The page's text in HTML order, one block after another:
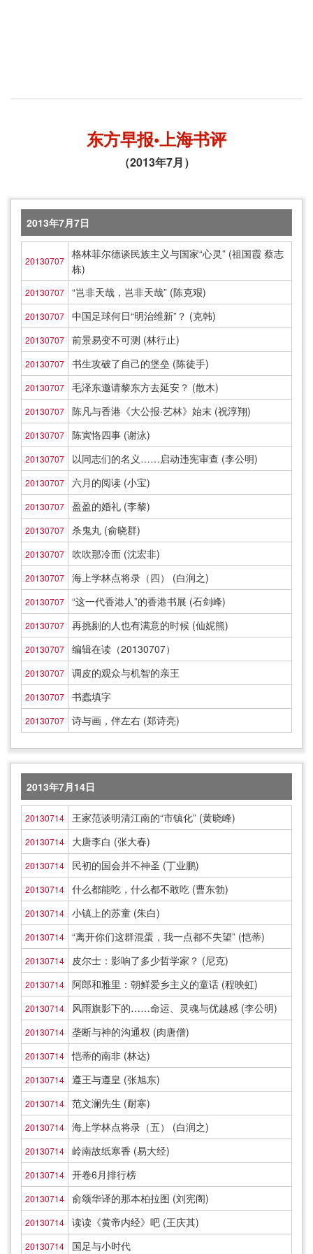
东方早报•上海书评
（2013年7月）
2013年7月7日
20130707
格林菲尔德谈民族主义与国家“心灵” (祖国霞 蔡志
栋)
20130707 “岂非天哉，岂非天哉” (陈克艰)
20130707 中国足球何日“明治维新”？ (克韩)
20130707 前景易变不可测 (林行止)
20130707 书生攻破了自己的堡垒 (陈徒手)
20130707 毛泽东邀请黎东方去延安？ (散木)
20130707 陈凡与香港《大公报·艺林》始末 (祝淳翔)
20130707 陈寅恪四事 (谢泳)
20130707 以同志们的名义……启动违宪审查 (李公明)
20130707 六月的阅读 (小宝)
20130707 盈盈的婚礼 (李黎)
20130707 杀鬼丸 (俞晓群)
20130707 吹吹那冷面 (沈宏非)
20130707 海上学林点将录（四） (白润之)
20130707 “这一代香港人”的香港书展 (石剑峰)
20130707 再挑剔的人也有满意的时候 (仙妮熊)
20130707 编辑在读（20130707）
20130707 调皮的观众与机智的亲王
20130707 书蠹填字
20130707 诗与画，伴左右 (郑诗亮)
2013年7月14日
20130714 王家范谈明清江南的“市镇化” (黄晓峰)
20130714 大唐李白 (张大春)
20130714 民初的国会并不神圣 (丁业鹏)
20130714 什么都能吃，什么都不敢吃 (曹东勃)
20130714 小镇上的苏童 (朱白)
20130714 “离开你们这群混蛋，我一点都不失望” (恺蒂)
20130714 皮尔士：影响了多少哲学家？ (尼克)
20130714 阿郎和雅里：朝鲜爱乡主义的童话 (程映虹)
20130714 风雨旗影下的……命运、灵魂与优越感 (李公明)
20130714 垄断与神的沟通权 (肉唐僧)
20130714 恺蒂的南非 (林达)
20130714 遵王与遵皇 (张旭东)
20130714 范文澜先生 (耐寒)
20130714 海上学林点将录（五） (白润之)
20130714 岭南故纸寒香 (易大经)
20130714 开卷6月排行榜
20130714 俞颂华译的那本柏拉图 (刘宪阁)
20130714 读读《黄帝内经》吧 (王庆其)
20130714 国足与小时代